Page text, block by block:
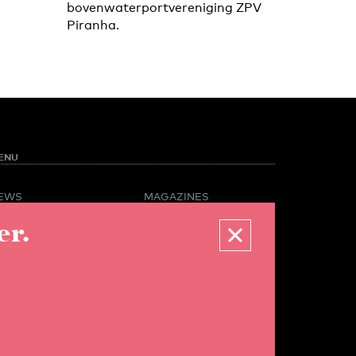
bovenwaterportvereniging ZPV
Piranha.
MAGAZINES